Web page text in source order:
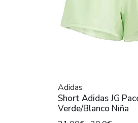
Adidas
Short Adidas JG
Verde/Blanco Niña